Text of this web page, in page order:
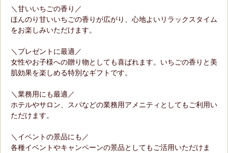
＼甘いいちごの香り／
ほんのり甘いいちごの香りが広がり、心地よいリラックスタイム
をお楽しみいただけます。
＼プレゼントに最適／
女性やお子様への贈り物としても喜ばれます。いちごの香りと美
肌効果を楽しめる特別なギフトです。
＼業務用にも最適／
ホテルやサロン、スパなどの業務用アメニティとしてもご利用い
ただけます。
＼イベントの景品にも／
各種イベントやキャンペーンの景品としてもご活用いただけま